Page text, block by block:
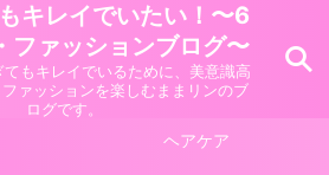
キレイでいたい！〜6
ファッションブログ〜
もキレイでいるために、美意識高
ァッションを楽しむままリンのブ
ログです。
ヘアケア